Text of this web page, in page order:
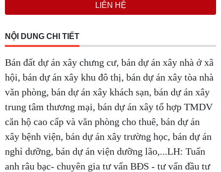
LIÊN HỆ
NỘI DUNG CHI TIẾT
Bán đất dự án xây chưng cư, bán dự án xây nhà ở xã
hội, bán dự án xây khu đô thị, bán dự án xây tòa nhà
văn phòng, bán dự án xây khách sạn, bán dự án xây
trung tâm thương mại, bán dự án xây tổ hợp TMDV
căn hộ cao cấp và văn phòng cho thuê, bán dự án
xây bệnh viện, bán dự án xây trường học, bán dự án
nghỉ dưỡng, bán dự án viện dưỡng lão,...LH: Tuấn
anh râu bạc- chuyên gia tư vấn BĐS - tư vấn đầu tư